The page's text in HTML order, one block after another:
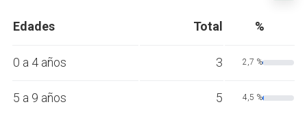
Edades Total %
0 a 4 años 3 2,7 %
5 a 9 años 5 4,5 %